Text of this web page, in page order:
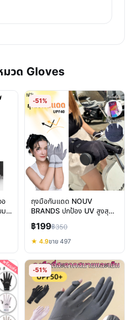
มวด Gloves
มอ
-51%
ถุงมือกันแดด NOUV
BRANDS ปกป้อง UV สูงสุด
UPF50+ ใส่สบาย ระบาย
อากาศดี
฿199฿350
★ 4.9ขาย 497
-51%